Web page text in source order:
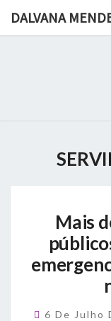
DALVANA
Mais
6 De Julho